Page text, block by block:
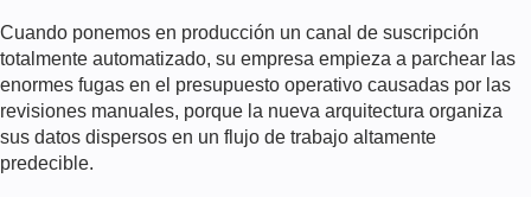
Cuando ponemos en producción un canal de suscripción
totalmente automatizado, su empresa empieza a parchear las
enormes fugas en el presupuesto operativo causadas por las
revisiones manuales, porque la nueva arquitectura organiza
sus datos dispersos en un flujo de trabajo altamente
predecible.